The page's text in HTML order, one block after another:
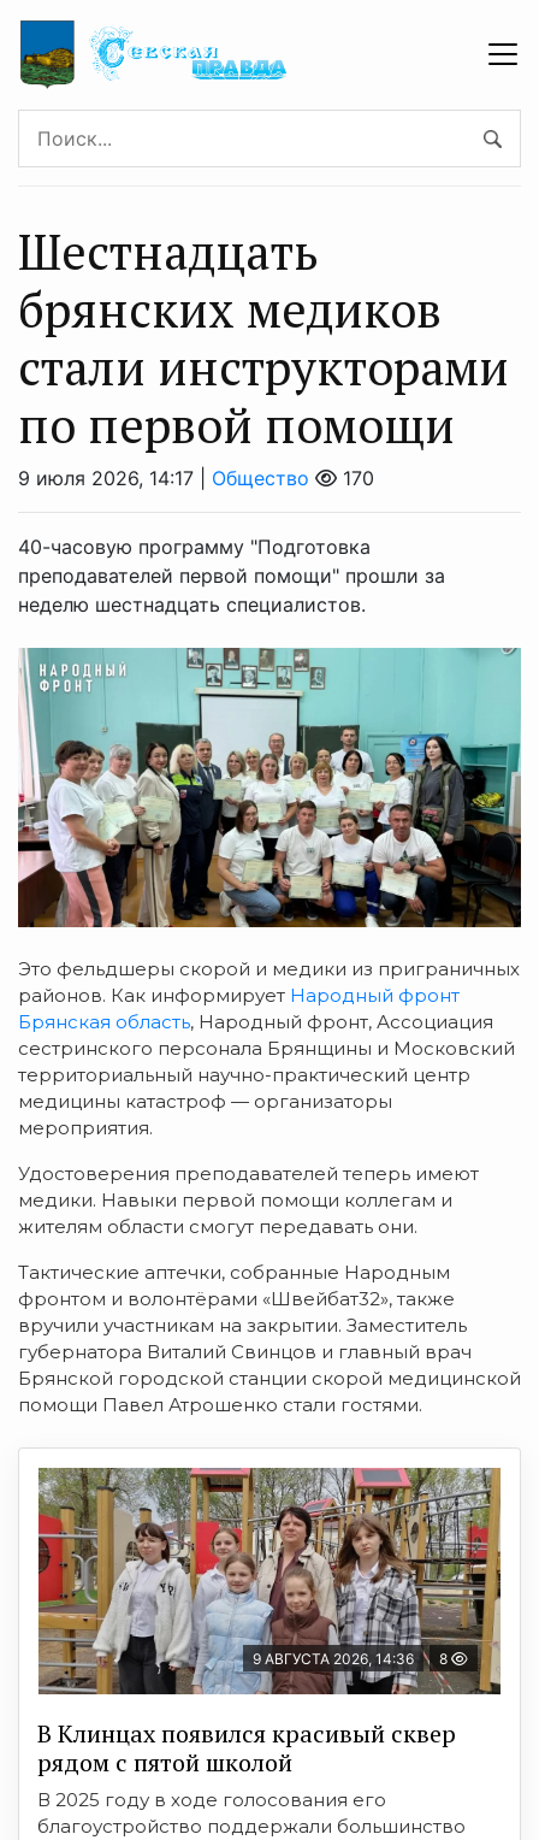
Шестнадцать
брянских медиков
стали инструкторами
по первой помощи
9 июля 2026, 14:17 | Общество 170
40-часовую программу "Подготовка
преподавателей первой помощи" прошли за
неделю шестнадцать специалистов.
Это фельдшеры скорой и медики из приграничных
районов. Как информирует Народный фронт
Брянская область, Народный фронт, Ассоциация
сестринского персонала Брянщины и Московский
территориальный научно-практический центр
медицины катастроф — организаторы
мероприятия.
Удостоверения преподавателей теперь имеют
медики. Навыки первой помощи коллегам и
жителям области смогут передавать они.
Тактические аптечки, собранные Народным
фронтом и волонтёрами «Швейбат32», также
вручили участникам на закрытии. Заместитель
губернатора Виталий Свинцов и главный врач
Брянской городской станции скорой медицинской
помощи Павел Атрошенко стали гостями.
9 АВГУСТА 2026, 14:36 8
В Клинцах появился красивый сквер
рядом с пятой школой
В 2025 году в ходе голосования его
благоустройство поддержали большинство